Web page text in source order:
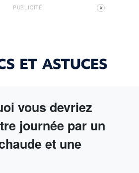
PUBLICITÉ X
vous devriez
journée par un
et une